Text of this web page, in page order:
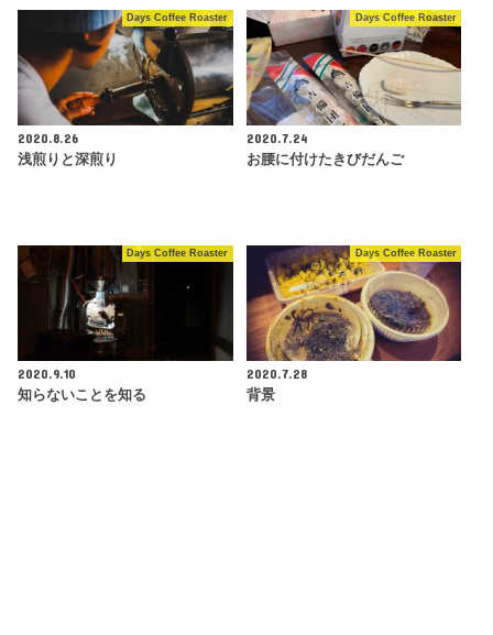
Days Coffee Roaster
2020.8.26
浅煎りと深煎り
Days Coffee Roaster
2020.7.24
お腰に付けたきびだんご
Days Coffee Roaster
2020.9.10
知らないことを知る
Days Coffee Roaster
2020.7.28
背景